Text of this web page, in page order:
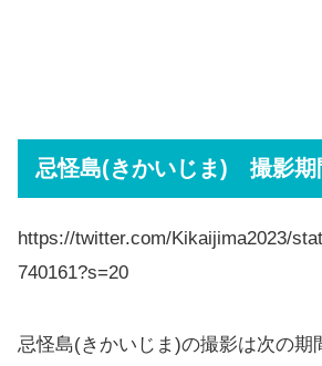
忌怪島(きかいじま) 撮影期
https://twitter.com/Kikaijima2023/
740161?s=20
忌怪島(きかいじま)の撮影は次の期